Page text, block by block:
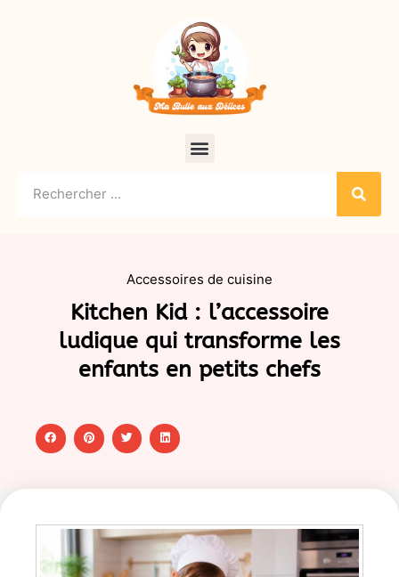
Accessoires de cuisine
Kitchen Kid : l’accessoire
ludique qui transforme les
enfants en petits chefs